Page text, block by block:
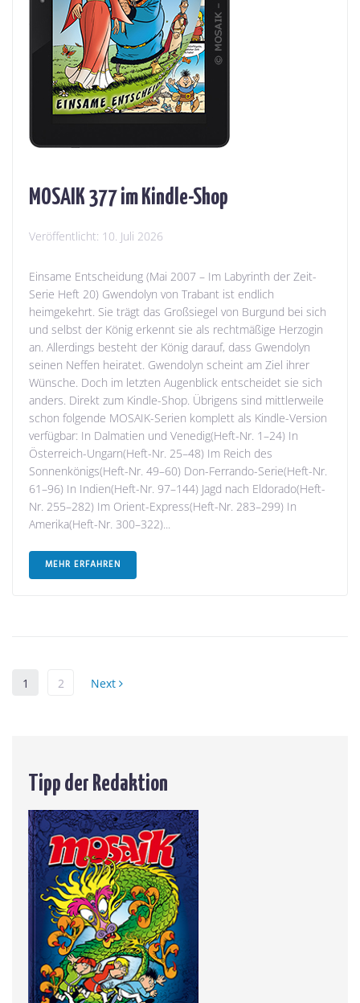
MOSAIK 377 im Kindle-Shop
Veröffentlicht: 10. Juli 2026
Einsame Entscheidung (Mai 2007 – Im Labyrinth der Zeit-
Serie Heft 20) Gwendolyn von Trabant ist endlich
heimgekehrt. Sie trägt das Großsiegel von Burgund bei sich
und selbst der König erkennt sie als rechtmäßige Herzogin
an. Allerdings besteht der König darauf, dass Gwendolyn
seinen Neffen heiratet. Gwendolyn scheint am Ziel ihrer
Wünsche. Doch im letzten Augenblick entscheidet sie sich
anders. Direkt zum Kindle-Shop. Übrigens sind mittlerweile
schon folgende MOSAIK-Serien komplett als Kindle-Version
verfügbar: In Dalmatien und Venedig(Heft-Nr. 1–24) In
Österreich-Ungarn(Heft-Nr. 25–48) Im Reich des
Sonnenkönigs(Heft-Nr. 49–60) Don-Ferrando-Serie(Heft-Nr.
61–96) In Indien(Heft-Nr. 97–144) Jagd nach Eldorado(Heft-
Nr. 255–282) Im Orient-Express(Heft-Nr. 283–299) In
Amerika(Heft-Nr. 300–322)...
MEHR ERFAHREN
1 2 Next
Tipp der Redaktion